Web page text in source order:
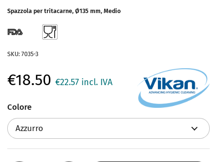
Spazzola per tritacarne, Ø135 mm, Medio
SKU: 7035-3
€18.50 €22.57 incl. IVA
Colore